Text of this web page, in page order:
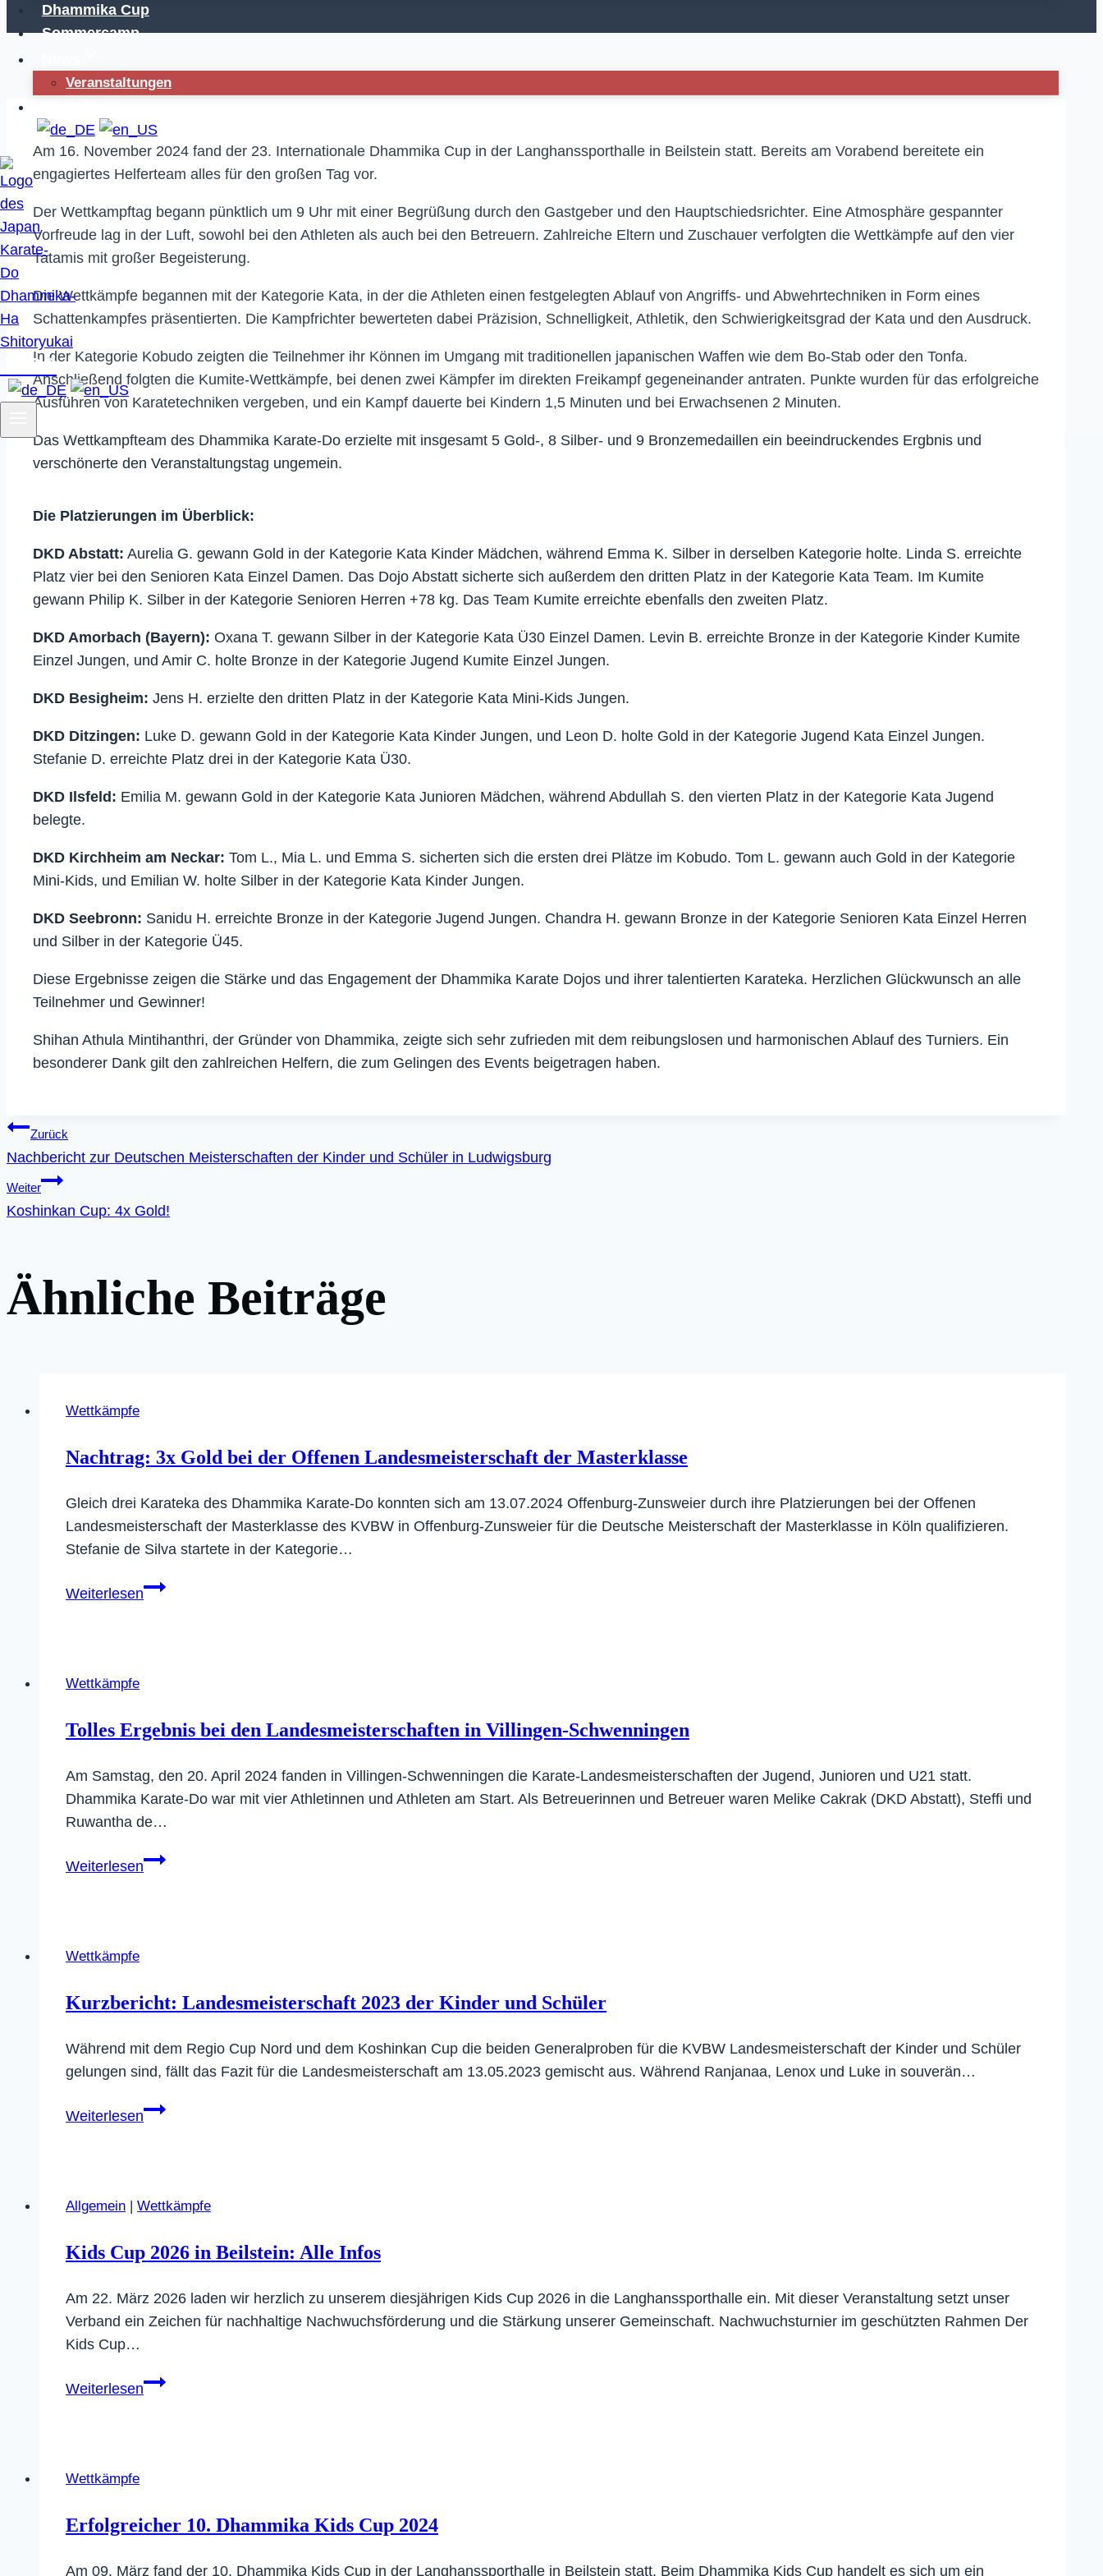
Dhammika Cup
Sommercamp
Veranstaltungen
JKDS
Am 16. November 2024 fand der 23. Internationale Dhammika Cup in der Langhanssporthalle in Beilstein statt. Bereits am Vorabend bereitete ein
engagiertes Helferteam alles für den großen Tag vor.
Der Wettkampftag begann pünktlich um 9 Uhr mit einer Begrüßung durch den Gastgeber und den Hauptschiedsrichter. Eine Atmosphäre gespannter
Vorfreude lag in der Luft, sowohl bei den Athleten als auch bei den Betreuern. Zahlreiche Eltern und Zuschauer verfolgten die Wettkämpfe auf den vier
Tatamis mit großer Begeisterung.
Die Wettkämpfe begannen mit der Kategorie Kata, in der die Athleten einen festgelegten Ablauf von Angriffs- und Abwehrtechniken in Form eines
Schattenkampfes präsentierten. Die Kampfrichter bewerteten dabei Präzision, Schnelligkeit, Athletik, den Schwierigkeitsgrad der Kata und den Ausdruck.
In der Kategorie Kobudo zeigten die Teilnehmer ihr Können im Umgang mit traditionellen japanischen Waffen wie dem Bo-Stab oder den Tonfa.
Anschließend folgten die Kumite-Wettkämpfe, bei denen zwei Kämpfer im direkten Freikampf gegeneinander antraten. Punkte wurden für das erfolgreiche
Ausführen von Karatetechniken vergeben, und ein Kampf dauerte bei Kindern 1,5 Minuten und bei Erwachsenen 2 Minuten.
Das Wettkampfteam des Dhammika Karate-Do erzielte mit insgesamt 5 Gold-, 8 Silber- und 9 Bronzemedaillen ein beeindruckendes Ergbnis und
verschönerte den Veranstaltungstag ungemein.
Die Platzierungen im Überblick:
DKD Abstatt: Aurelia G. gewann Gold in der Kategorie Kata Kinder Mädchen, während Emma K. Silber in derselben Kategorie holte. Linda S. erreichte
Platz vier bei den Senioren Kata Einzel Damen. Das Dojo Abstatt sicherte sich außerdem den dritten Platz in der Kategorie Kata Team. Im Kumite
gewann Philip K. Silber in der Kategorie Senioren Herren +78 kg. Das Team Kumite erreichte ebenfalls den zweiten Platz.
DKD Amorbach (Bayern): Oxana T. gewann Silber in der Kategorie Kata Ü30 Einzel Damen. Levin B. erreichte Bronze in der Kategorie Kinder Kumite
Einzel Jungen, und Amir C. holte Bronze in der Kategorie Jugend Kumite Einzel Jungen.
DKD Besigheim: Jens H. erzielte den dritten Platz in der Kategorie Kata Mini-Kids Jungen.
DKD Ditzingen: Luke D. gewann Gold in der Kategorie Kata Kinder Jungen, und Leon D. holte Gold in der Kategorie Jugend Kata Einzel Jungen.
Stefanie D. erreichte Platz drei in der Kategorie Kata Ü30.
DKD Ilsfeld: Emilia M. gewann Gold in der Kategorie Kata Junioren Mädchen, während Abdullah S. den vierten Platz in der Kategorie Kata Jugend
belegte.
DKD Kirchheim am Neckar: Tom L., Mia L. und Emma S. sicherten sich die ersten drei Plätze im Kobudo. Tom L. gewann auch Gold in der Kategorie
Mini-Kids, und Emilian W. holte Silber in der Kategorie Kata Kinder Jungen.
DKD Seebronn: Sanidu H. erreichte Bronze in der Kategorie Jugend Jungen. Chandra H. gewann Bronze in der Kategorie Senioren Kata Einzel Herren
und Silber in der Kategorie Ü45.
Diese Ergebnisse zeigen die Stärke und das Engagement der Dhammika Karate Dojos und ihrer talentierten Karateka. Herzlichen Glückwunsch an alle
Teilnehmer und Gewinner!
Shihan Athula Mintihanthri, der Gründer von Dhammika, zeigte sich sehr zufrieden mit dem reibungslosen und harmonischen Ablauf des Turniers. Ein
besonderer Dank gilt den zahlreichen Helfern, die zum Gelingen des Events beigetragen haben.
Beitragsnavigation
Zurück
Nachbericht zur Deutschen Meisterschaften der Kinder und Schüler in Ludwigsburg
Weiter
Koshinkan Cup: 4x Gold!
Ähnliche Beiträge
Wettkämpfe
Nachtrag: 3x Gold bei der Offenen Landesmeisterschaft der Masterklasse
Gleich drei Karateka des Dhammika Karate-Do konnten sich am 13.07.2024 Offenburg-Zunsweier durch ihre Platzierungen bei der Offenen
Landesmeisterschaft der Masterklasse des KVBW in Offenburg-Zunsweier für die Deutsche Meisterschaft der Masterklasse in Köln qualifizieren.
Stefanie de Silva startete in der Kategorie…
WeiterlesenNachtrag:
Landesmeisterschaft
Masterklasse
Wettkämpfe
Tolles Ergebnis bei den Landesmeisterschaften in Villingen-Schwenningen
Am Samstag, den 20. April 2024 fanden in Villingen-Schwenningen die Karate-Landesmeisterschaften der Jugend, Junioren und U21 statt.
Dhammika Karate-Do war mit vier Athletinnen und Athleten am Start. Als Betreuerinnen und Betreuer waren Melike Cakrak (DKD Abstatt), Steffi und
Ruwantha de…
WeiterlesenTolles
Villingen-
Wettkämpfe
Kurzbericht: Landesmeisterschaft 2023 der Kinder und Schüler
Während mit dem Regio Cup Nord und dem Koshinkan Cup die beiden Generalproben für die KVBW Landesmeisterschaft der Kinder und Schüler
gelungen sind, fällt das Fazit für die Landesmeisterschaft am 13.05.2023 gemischt aus. Während Ranjanaa, Lenox und Luke in souverän…
WeiterlesenKurzbericht:
Kinder
Schüler
Allgemein | Wettkämpfe
Kids Cup 2026 in Beilstein: Alle Infos
Am 22. März 2026 laden wir herzlich zu unserem diesjährigen Kids Cup 2026 in die Langhanssporthalle ein. Mit dieser Veranstaltung setzt unser
Verband ein Zeichen für nachhaltige Nachwuchsförderung und die Stärkung unserer Gemeinschaft. Nachwuchsturnier im geschützten Rahmen Der
Kids Cup…
WeiterlesenKids
Infos
Wettkämpfe
Erfolgreicher 10. Dhammika Kids Cup 2024
Am 09. März fand der 10. Dhammika Kids Cup in der Langhanssporthalle in Beilstein statt. Beim Dhammika Kids Cup handelt es sich um ein